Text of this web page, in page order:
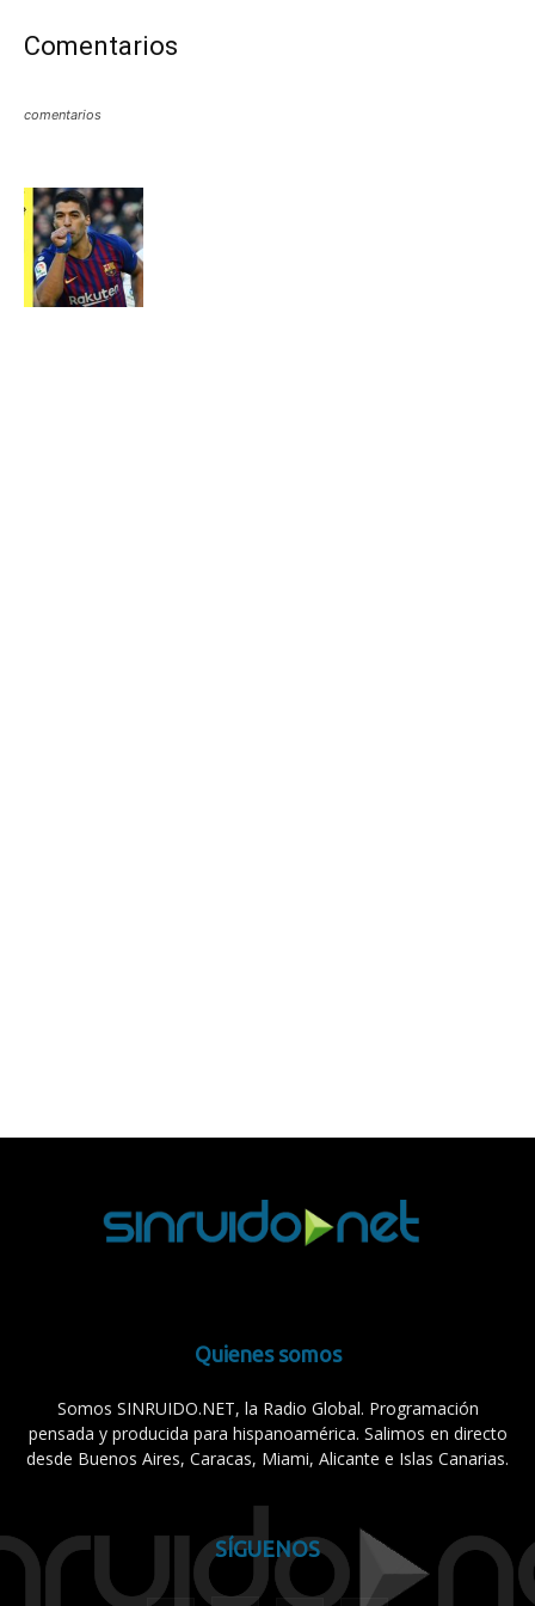
Comentarios
comentarios
Quienes somos
Somos SINRUIDO.NET, la Radio Global. Programación
pensada y producida para hispanoamérica. Salimos en directo
desde Buenos Aires, Caracas, Miami, Alicante e Islas Canarias.
SÍGUENOS